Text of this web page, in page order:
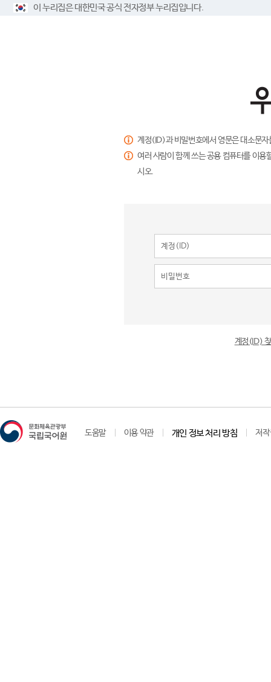
이 누리집은 대한민국 공식 전자정부 누리집입니다.
계정(ID)과 비밀번호에서 영문은 대소문
여러 사람이 함께 쓰는 공용 컴퓨터를 이
시오.
계정(ID)
도움말 이용 약관 개인 정보 처리 방침 저